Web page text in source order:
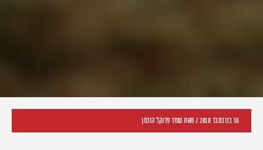
18 בנובמבר 2018 / מאת שחר פרנקל הוכמן